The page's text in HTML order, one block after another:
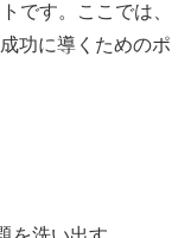
です。ここでは、
功に導くためのポ